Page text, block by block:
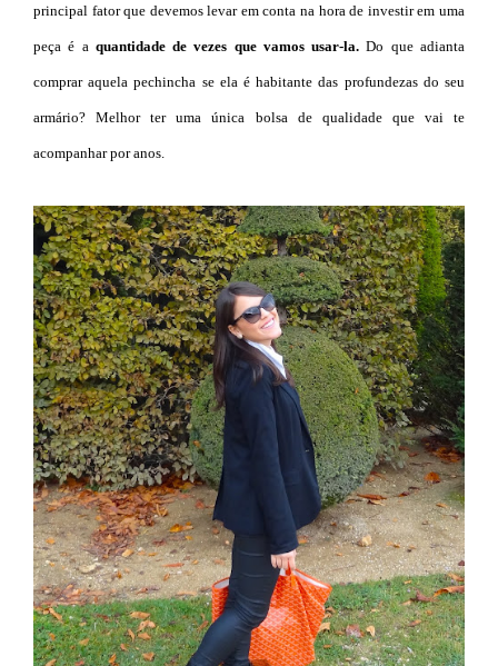
principal fator que devemos levar em conta na hora de investir em uma
peça é a quantidade de vezes que vamos usar-la. Do que adianta
comprar aquela pechincha se ela é habitante das profundezas do seu
armário? Melhor ter uma única bolsa de qualidade que vai te
acompanhar por anos.